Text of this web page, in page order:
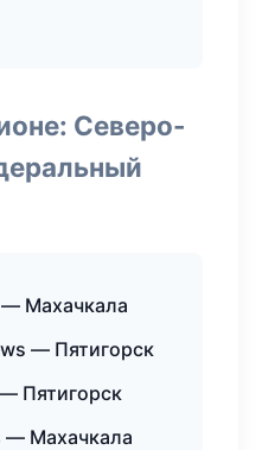
Северо-
Махачкала
— Пятигорск
Пятигорск
— Махачкала